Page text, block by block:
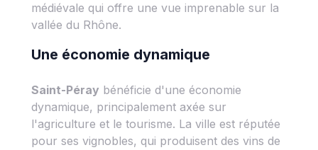
médiévale qui offre une vue imprenable sur la
vallée du Rhône.
Une économie dynamique
Saint-Péray bénéficie d'une économie
dynamique, principalement axée sur
l'agriculture et le tourisme. La ville est réputée
pour ses vignobles, qui produisent des vins de